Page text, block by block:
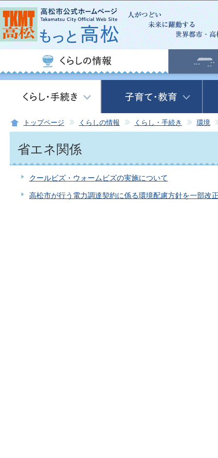
この
トップページ くらしの情報 くらし・手続き 環境
省エネ関係
クールビズ・ウォームビズの実施について
高松市が行う電力調達契約に係る環境配慮方針を一部改